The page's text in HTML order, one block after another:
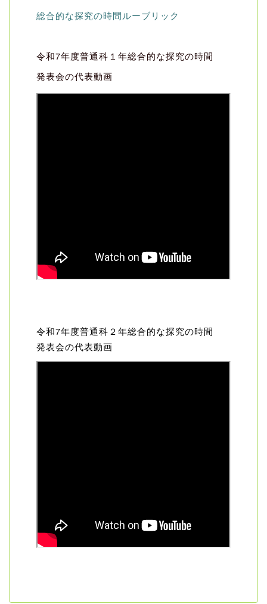
総合的な探究の時間ルーブリック
令和7年度普通科１年総合的な探究の時間
発表会の代表動画
令和7年度普通科２年総合的な探究の時間
発表会の代表動画